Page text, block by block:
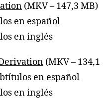
(MKV – 147,3 MB)
(MKV – 134,1